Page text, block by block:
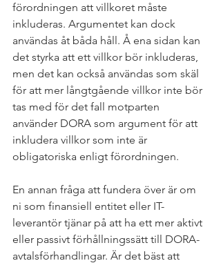
förordningen att villkoret måste
inkluderas. Argumentet kan dock
användas åt båda håll. Å ena sidan kan
det styrka att ett villkor bör inkluderas,
men det kan också användas som skäl
för att mer långtgående villkor inte bör
tas med för det fall motparten
använder DORA som argument för att
inkludera villkor som inte är
obligatoriska enligt förordningen.
En annan fråga att fundera över är om
ni som finansiell entitet eller IT-
leverantör tjänar på att ha ett mer aktivt
eller passivt förhållningssätt till DORA-
avtalsförhandlingar. Är det bäst att